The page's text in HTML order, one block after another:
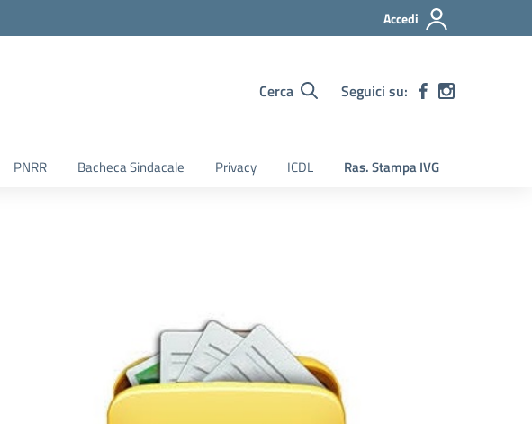
Accedi
Cerca Seguici su:
PNRR Bacheca Sindacale Privacy ICDL Ras. Stampa IVG